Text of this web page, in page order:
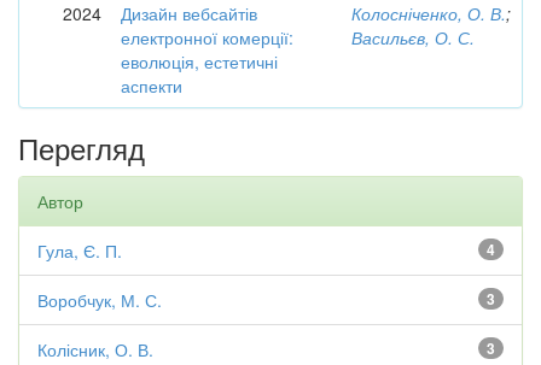
2024
Дизайн вебсайтів
електронної комерції:
еволюція, естетичні
аспекти
Колосніченко, О. В.;
Васильєв, О. С.
Перегляд
Автор
4
Гула, Є. П.
3
Воробчук, М. С.
3
Колісник, О. В.